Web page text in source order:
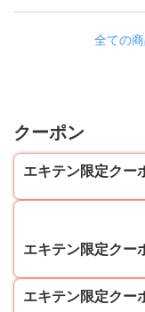
全ての
クーポン
エキテン限定クー
エキテン限定クー
エキテン限定クー